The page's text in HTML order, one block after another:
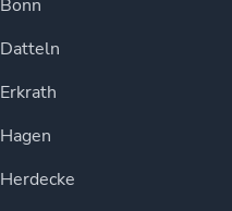
Bonn
Datteln
Erkrath
Hagen
Herdecke